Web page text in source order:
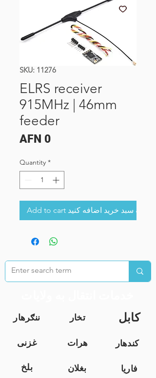
SKU: 11276
ELRS receiver
915MHz | 46mm
feeder
AFN 0Price
Quantity *
Add to cart به سبد خرید اضافه کنید
ننګرهار تخار کابل
غزنی هرات
کندهار
بلخ
بغلان
فاریا